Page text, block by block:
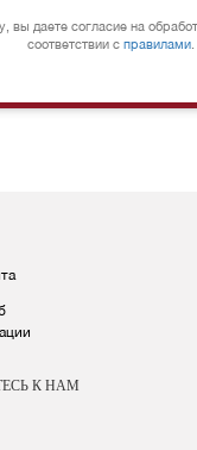
вы даете согласие на
соответствии c правилами
К НАМ